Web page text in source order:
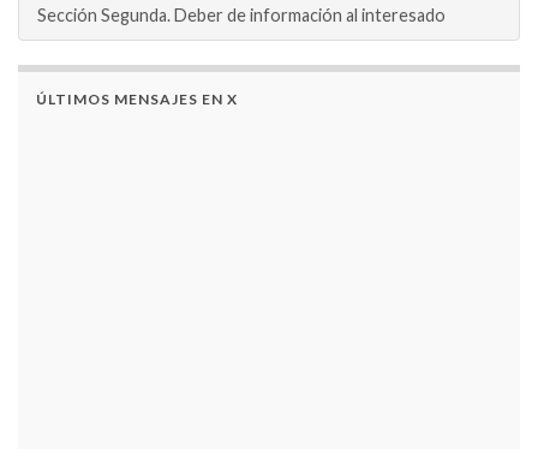
Sección Segunda. Deber de información al interesado
ÚLTIMOS MENSAJES EN X